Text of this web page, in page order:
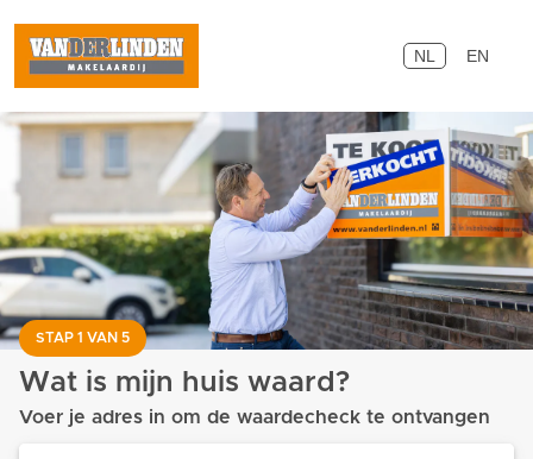
NL EN
STAP 1 VAN 5
Wat is mijn huis waard?
Voer je adres in om de waardecheck te ontvangen